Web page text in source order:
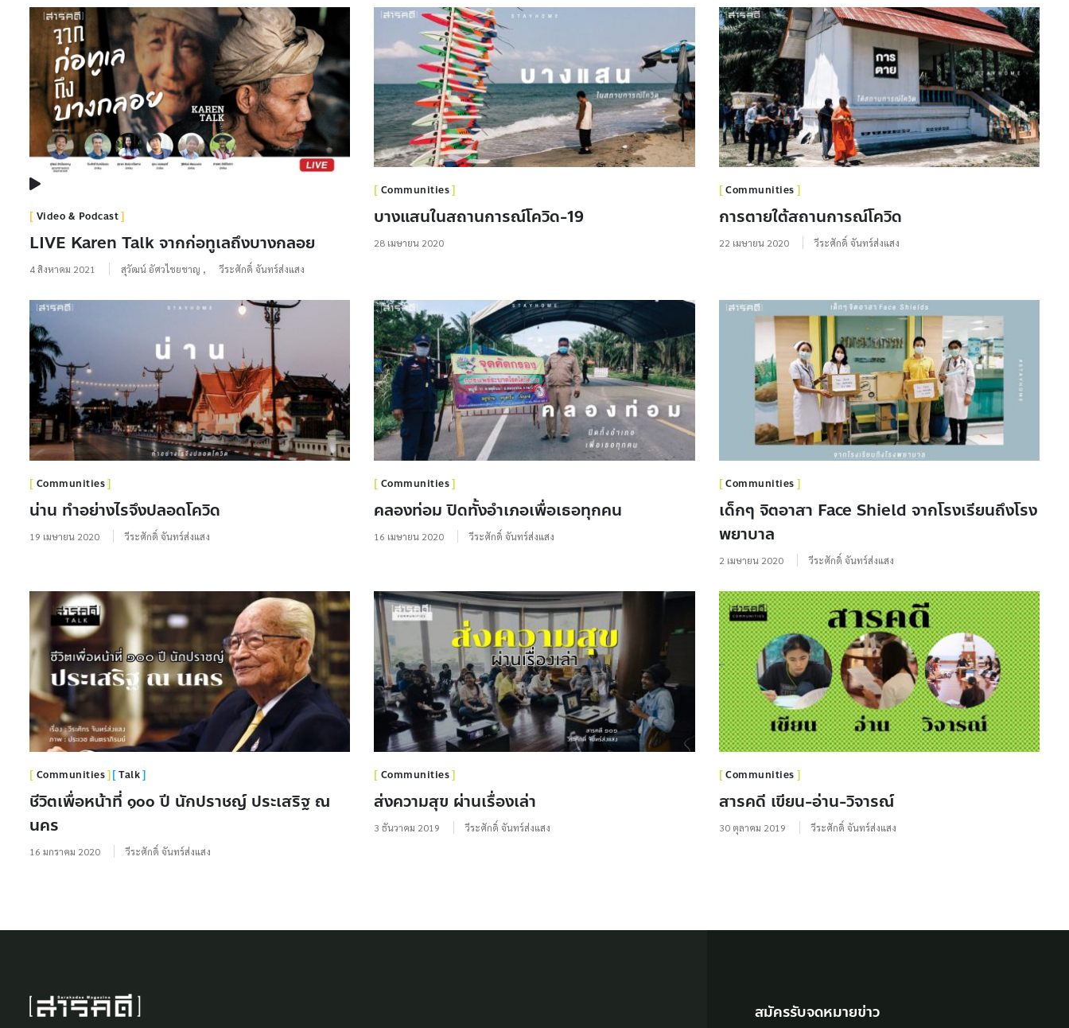
Video & Podcast
LIVE Karen Talk จากก่อทูเลถึงบางกลอย
4 สิงหาคม 2021 สุวัฒน์ อัศวไชยชาญ , วีระศักดิ์ จันทร์ส่งแสง
Communities
บางแสนในสถานการณ์โควิด-19
28 เมษายน 2020
Communities
การตายใต้สถานการณ์โควิด
22 เมษายน 2020 วีระศักดิ์ จันทร์ส่งแสง
Communities
น่าน ทำอย่างไรจึงปลอดโควิด
19 เมษายน 2020 วีระศักดิ์ จันทร์ส่งแสง
Communities
คลองท่อม ปิดทั้งอำเภอเพื่อเธอทุกคน
16 เมษายน 2020 วีระศักดิ์ จันทร์ส่งแสง
Communities
เด็กๆ จิตอาสา Face Shield จากโรงเรียนถึงโรง
พยาบาล
2 เมษายน 2020 วีระศักดิ์ จันทร์ส่งแสง
Communities Talk
ชีวิตเพื่อหน้าที่ ๑๐๐ ปี นักปราชญ์ ประเสริฐ ณ
นคร
16 มกราคม 2020 วีระศักดิ์ จันทร์ส่งแสง
Communities
ส่งความสุข ผ่านเรื่องเล่า
3 ธันวาคม 2019 วีระศักดิ์ จันทร์ส่งแสง
Communities
สารคดี เขียน-อ่าน-วิจารณ์
30 ตุลาคม 2019 วีระศักดิ์ จันทร์ส่งแสง
สมัครรับจดหมายข่าว